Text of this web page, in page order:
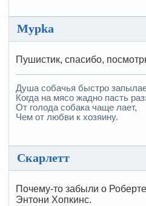
Mypka
Пушистик, спасибо,
Душа собачья быстро
Когда на мясо жадно пасть
От голода собака чаще лает,
Чем от любви к хозяину.
Скарлетт
Почему-то забыли о
Энтони Хопкинс.